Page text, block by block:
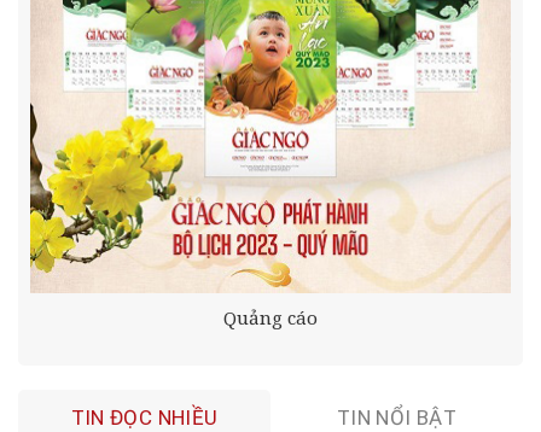
Quảng cáo
TIN ĐỌC NHIỀU TIN NỔI BẬT